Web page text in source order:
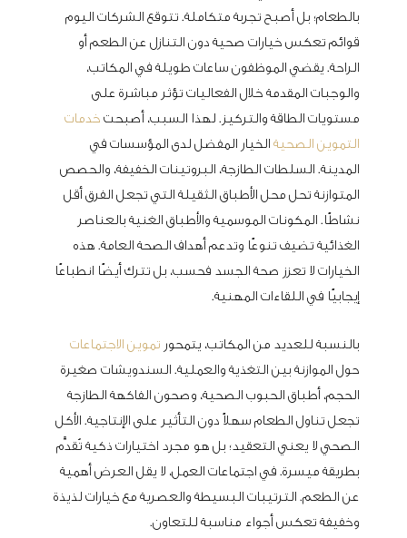
بالطعام؛ بل أصبح تجربة متكاملة. تتوقع الشركات اليوم
قوائم تعكس خيارات صحية دون التنازل عن الطعم أو
الراحة. يقضي الموظفون ساعات طويلة في المكاتب،
والوجبات المقدمة خلال الفعاليات تؤثر مباشرة على
مستويات الطاقة والتركيز. لهذا السبب، أصبحت خدمات
التموين الصحيةالخيار المفضل لدى المؤسسات في
المدينة. السلطات الطازجة، البروتينات الخفيفة، والحصص
المتوازنة تحل محل الأطباق الثقيلة التي تجعل الفرق أقل
نشاطًا. المكونات الموسمية والأطباق الغنية بالعناصر
الغذائية تضيف تنوعًا وتدعم أهداف الصحة العامة. هذه
الخيارات لا تعزز صحة الجسد فحسب، بل تترك أيضًا انطباعًا
إيجابيًا في اللقاءات المهنية.
بالنسبة للعديد من المكاتب، يتمحور تموين الاجتماعات
حول الموازنة بين التغذية والعملية. السندويشات صغيرة
الحجم، أطباق الحبوب الصحية، وصحون الفاكهة الطازجة
تجعل تناول الطعام سهلاً دون التأثير على الإنتاجية. الأكل
الصحي لا يعني التعقيد؛ بل هو مجرد اختيارات ذكية تُقدَّم
بطريقة ميسرة. في اجتماعات العمل، لا يقل العرض أهمية
عن الطعم. الترتيبات البسيطة والعصرية مع خيارات لذيذة
وخفيفة تعكس أجواء مناسبة للتعاون.